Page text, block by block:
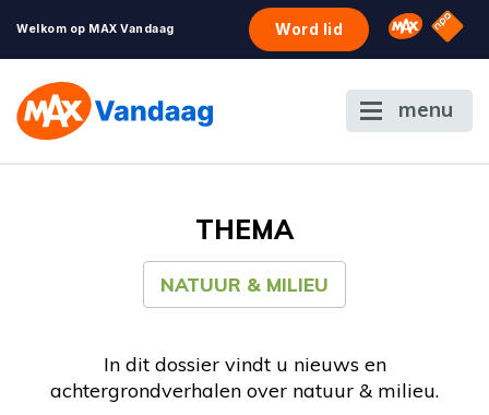
Welkom op MAX Vandaag Word lid Omroep
NPO
menu
THEMA
NATUUR & MILIEU
In dit dossier vindt u nieuws en
achtergrondverhalen over natuur & milieu.